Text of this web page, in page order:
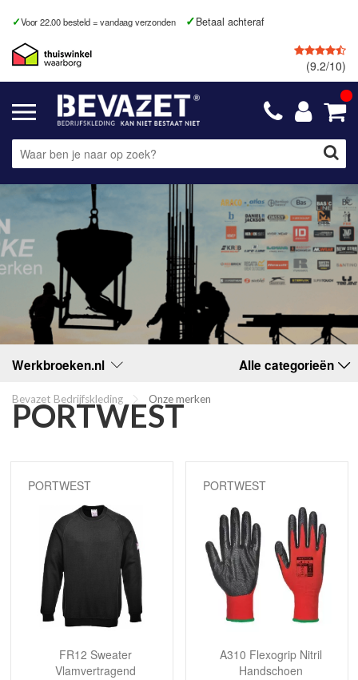
Betaal achteraf Fysieke winkel
(9.2/10)
Werkbroeken.nl Alle categorieën
Bevazet Bedrijfskleding Onze merken
PORTWEST
PORTWEST
FR12 Sweater
Vlamvertragend
PORTWEST
A310 Flexogrip Nitril
Handschoen